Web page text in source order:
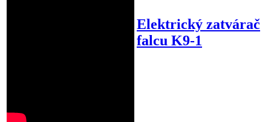
Elektrický zatvárač
falcu K9-1